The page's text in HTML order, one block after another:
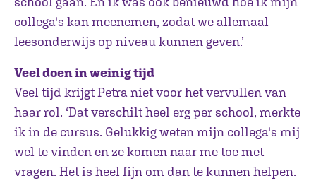
collega's kan meenemen, zodat we allemaal
leesonderwijs op niveau kunnen geven.’
Veel doen in weinig tijd
Veel tijd krijgt Petra niet voor het vervullen van
haar rol. ‘Dat verschilt heel erg per school, merkte
ik in de cursus. Gelukkig weten mijn collega's mij
wel te vinden en ze komen naar me toe met
vragen. Het is heel fijn om dan te kunnen helpen.